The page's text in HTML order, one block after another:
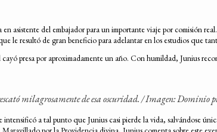
asistente del embajador para un importante viaje por comisión
le resultó de gran beneficio para adelantar en los estudios que
presa por aproximadamente un año. Con humildad, Junius
milagrosamente de esa oscuridad. / Imagen: Dominio
a tal punto que Junius casi pierde la vida, salvándose